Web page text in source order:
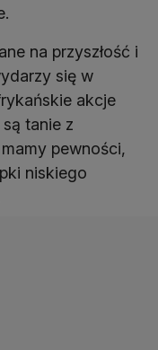
na przyszłość i
się w
akcje
tanie z
pewności,
niskiego